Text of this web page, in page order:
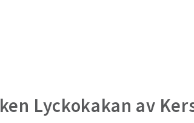
Lyckokakan av